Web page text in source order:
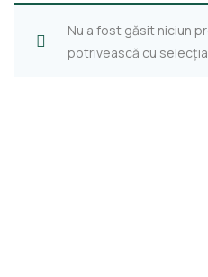
Nu a fost găsit niciun
potrivească cu